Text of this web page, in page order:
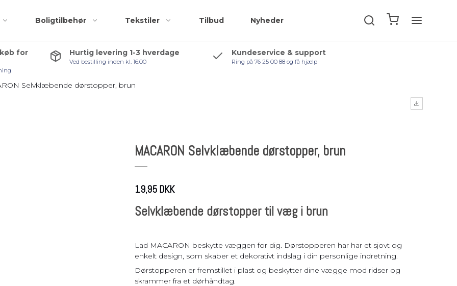
Badeforhæng
Bademåtter
Accessories
Bruseskraber
Toiletbørster
Toiletrulleholder
Tilbehørspakker
Boligtilbehør Tekstiler Tilbud Nyheder
for
Hurtig levering 1-3 hverdage
Ved bestilling inden kl. 16.00
Kundeservice & support
Ring på 76 25 00 88 og få hjælp
Selvklæbende dørstopper, brun
MACARON Selvklæbende dørstopper, brun
19,95 DKK
Selvklæbende dørstopper til væg i brun
Lad MACARON beskytte væggen for dig. Dørstopperen har har et sjovt og
enkelt design, som skaber et dekorativt indslag i din personlige indretning.
Dørstopperen er fremstillet i plast og beskytter dine vægge mod ridser og
skrammer fra et dørhåndtag.